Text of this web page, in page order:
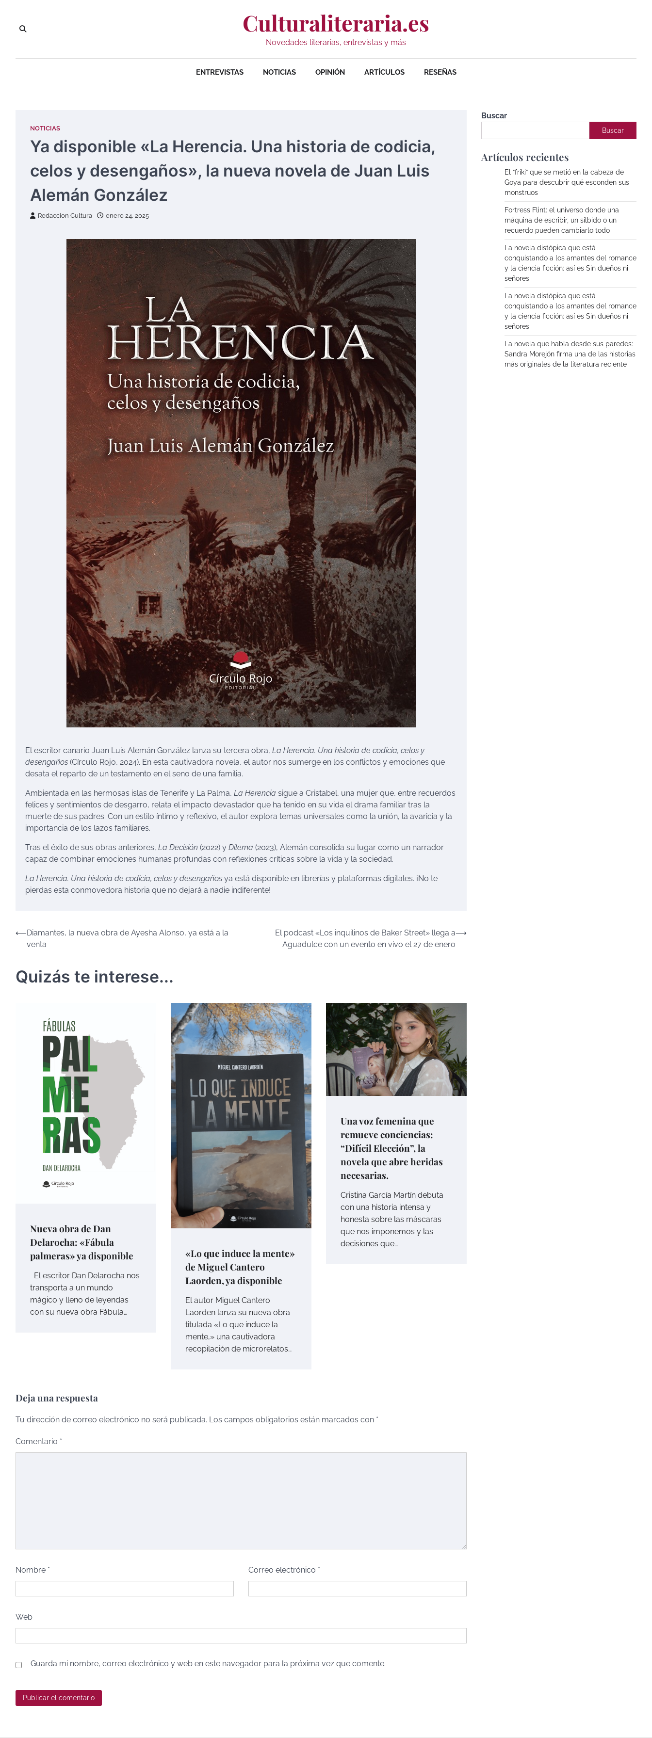
contenido
Culturaliteraria.es
Novedades literarias, entrevistas y más
ENTREVISTAS NOTICIAS OPINIÓN ARTÍCULOS RESEÑAS
NOTICIAS
Ya disponible «La Herencia. Una historia de codicia,
celos y desengaños», la nueva novela de Juan Luis
Alemán González
Redaccion Cultura enero 24, 2025
El escritor canario Juan Luis Alemán González lanza su tercera obra, La Herencia. Una historia de codicia, celos y
desengaños (Círculo Rojo, 2024). En esta cautivadora novela, el autor nos sumerge en los conflictos y emociones que
desata el reparto de un testamento en el seno de una familia.
Ambientada en las hermosas islas de Tenerife y La Palma, La Herencia sigue a Cristabel, una mujer que, entre recuerdos
felices y sentimientos de desgarro, relata el impacto devastador que ha tenido en su vida el drama familiar tras la
muerte de sus padres. Con un estilo íntimo y reflexivo, el autor explora temas universales como la unión, la avaricia y la
importancia de los lazos familiares.
Tras el éxito de sus obras anteriores, La Decisión (2022) y Dilema (2023), Alemán consolida su lugar como un narrador
capaz de combinar emociones humanas profundas con reflexiones críticas sobre la vida y la sociedad.
La Herencia. Una historia de codicia, celos y desengaños ya está disponible en librerías y plataformas digitales. ¡No te
pierdas esta conmovedora historia que no dejará a nadie indiferente!
Navegación
⟵Diamantes, la nueva obra de Ayesha Alonso, ya está a la
venta
El podcast «Los inquilinos de Baker Street» llega a
Aguadulce con un evento en vivo el 27 de enero
⟶
Quizás te interese...
Nueva obra de Dan
Delarocha: «Fábula
palmeras» ya disponible
El escritor Dan Delarocha nos
transporta a un mundo
mágico y lleno de leyendas
con su nueva obra Fábula…
«Lo que induce la mente»
de Miguel Cantero
Laorden, ya disponible
El autor Miguel Cantero
Laorden lanza su nueva obra
titulada «Lo que induce la
mente,» una cautivadora
recopilación de microrelatos…
Una voz femenina que
remueve conciencias:
“Difícil Elección”, la
novela que abre heridas
necesarias.
Cristina García Martín debuta
con una historia intensa y
honesta sobre las máscaras
que nos imponemos y las
decisiones que…
Deja una respuesta
Tu dirección de correo electrónico no será publicada. Los campos obligatorios están marcados con *
Comentario *
Nombre * Correo electrónico *
Web
Guarda mi nombre, correo electrónico y web en este navegador para la próxima vez que comente.
Buscar
Buscar
Artículos recientes
El “friki” que se metió en la cabeza de
Goya para descubrir qué esconden sus
monstruos
Fortress Flint: el universo donde una
máquina de escribir, un silbido o un
recuerdo pueden cambiarlo todo
La novela distópica que está
conquistando a los amantes del romance
y la ciencia ficción: así es Sin dueños ni
señores
La novela distópica que está
conquistando a los amantes del romance
y la ciencia ficción: así es Sin dueños ni
señores
La novela que habla desde sus paredes:
Sandra Morejón firma una de las historias
más originales de la literatura reciente